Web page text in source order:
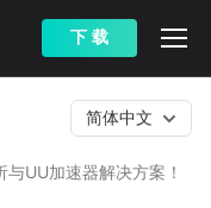
下 载
UU加速器解决方案！
简体中文